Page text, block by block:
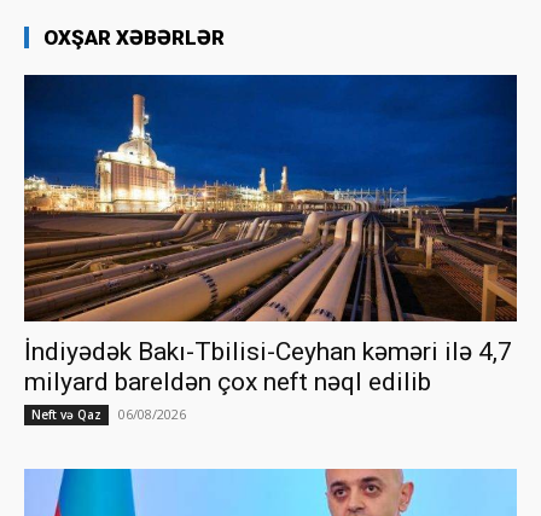
OXŞAR XƏBƏRLƏR
İndiyədək Bakı-Tbilisi-Ceyhan kəməri ilə 4,7
milyard bareldən çox neft nəql edilib
Neft və Qaz 06/08/2026